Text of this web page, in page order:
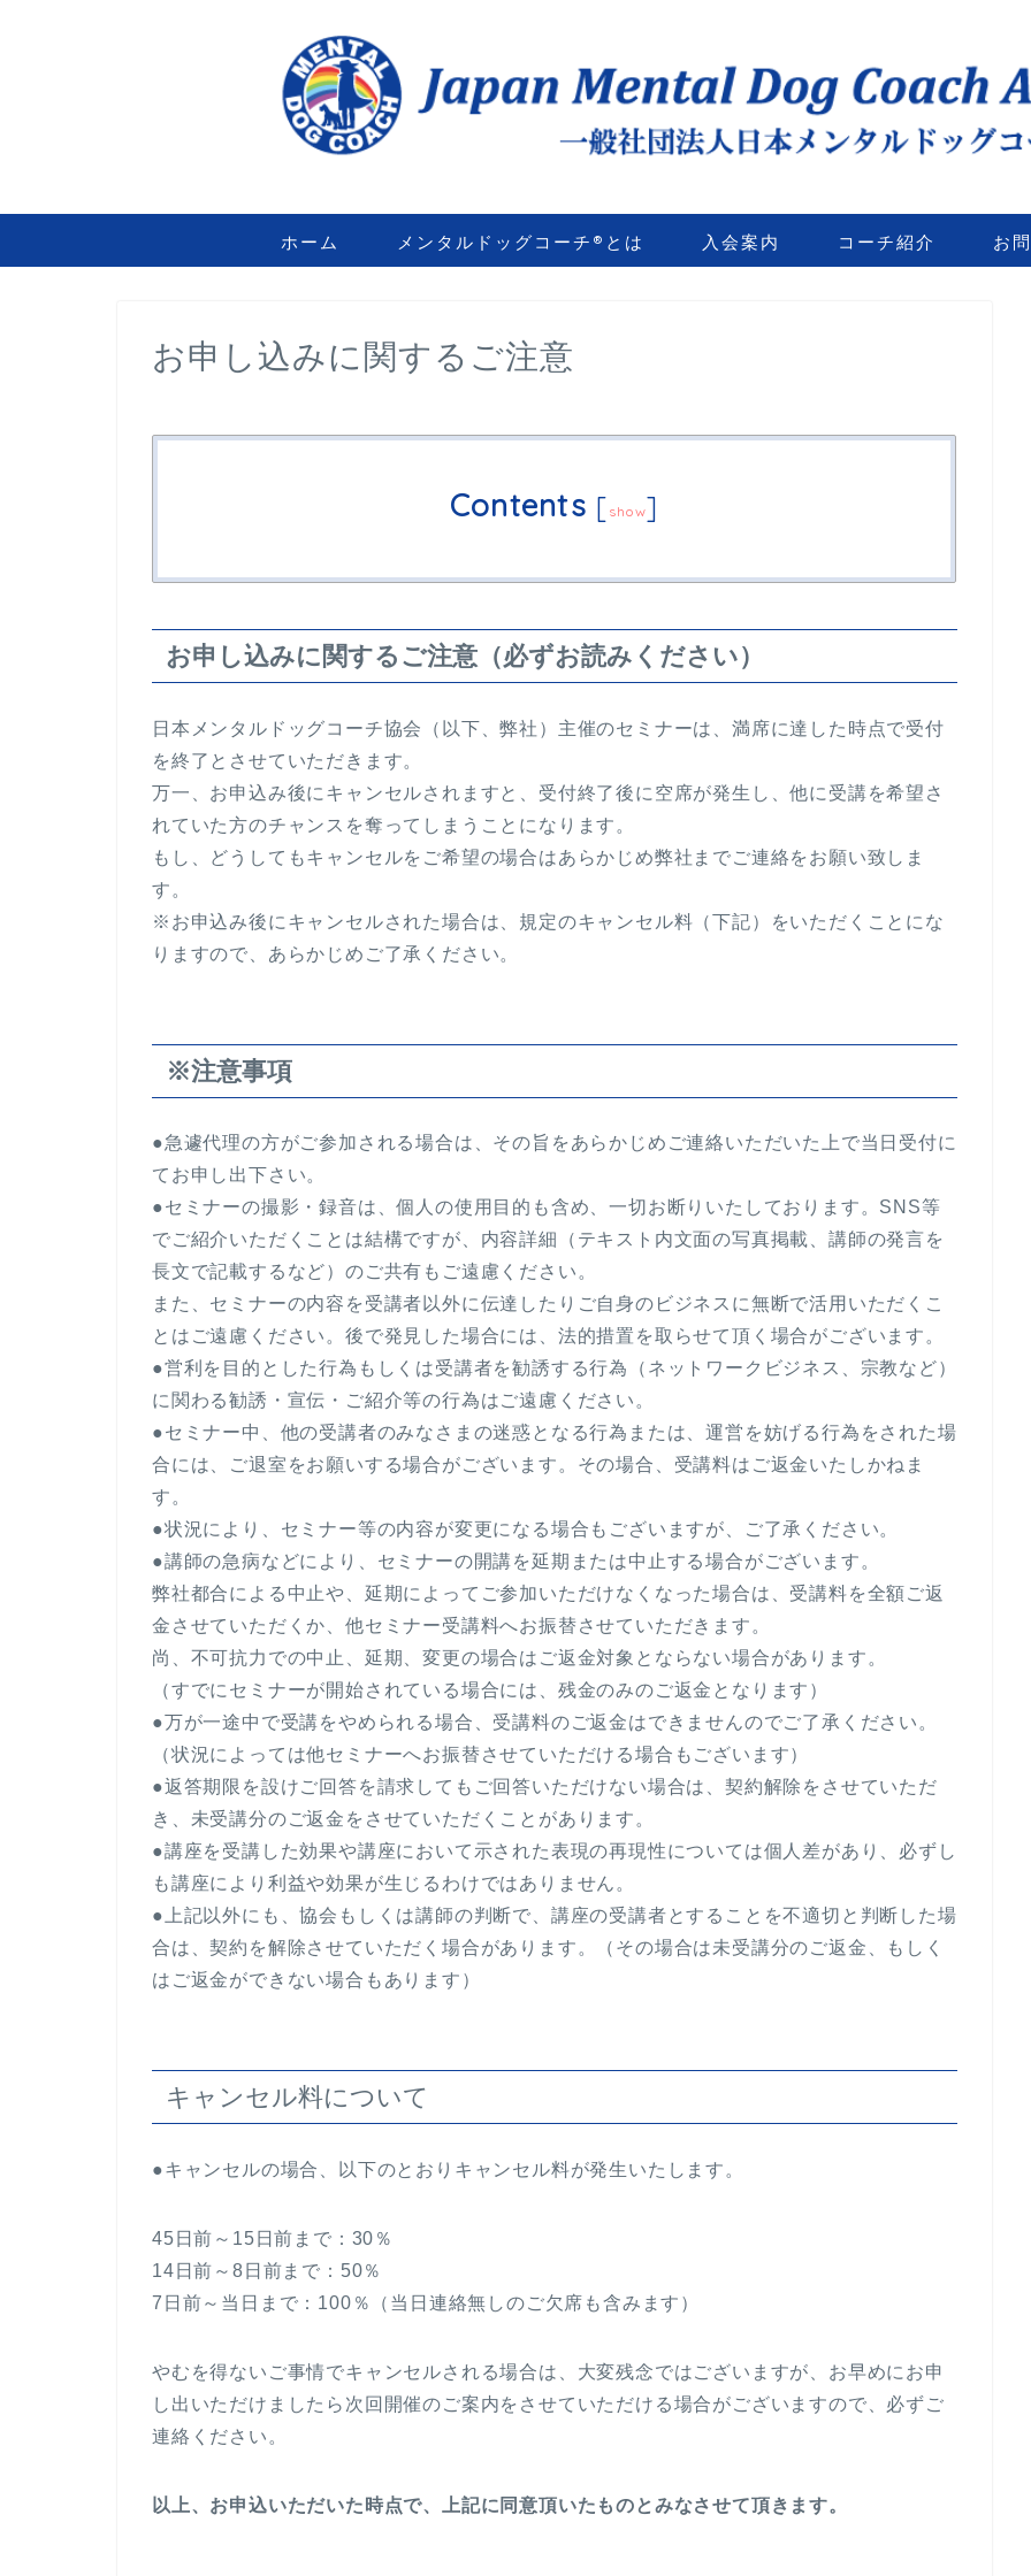
ホーム メンタルドッグコーチ®とは 入会案内 コーチ紹介 お
お申し込みに関するご注意
Contents [ show]
お申し込みに関するご注意（必ずお読みください）
日本メンタルドッグコーチ協会（以下、弊社）主催のセミナーは、満席に達した時点で受付
を終了とさせていただきます。
万一、お申込み後にキャンセルされますと、受付終了後に空席が発生し、他に受講を希望さ
れていた方のチャンスを奪ってしまうことになります。
もし、どうしてもキャンセルをご希望の場合はあらかじめ弊社までご連絡をお願い致しま
す。
※お申込み後にキャンセルされた場合は、規定のキャンセル料（下記）をいただくことにな
りますので、あらかじめご了承ください。
※注意事項
●急遽代理の方がご参加される場合は、その旨をあらかじめご連絡いただいた上で当日受付に
てお申し出下さい。
●セミナーの撮影・録音は、個人の使用目的も含め、一切お断りいたしております。SNS等
でご紹介いただくことは結構ですが、内容詳細（テキスト内文面の写真掲載、講師の発言を
長文で記載するなど）のご共有もご遠慮ください。
また、セミナーの内容を受講者以外に伝達したりご自身のビジネスに無断で活用いただくこ
とはご遠慮ください。後で発見した場合には、法的措置を取らせて頂く場合がございます。
●営利を目的とした行為もしくは受講者を勧誘する行為（ネットワークビジネス、宗教など）
に関わる勧誘・宣伝・ご紹介等の行為はご遠慮ください。
●セミナー中、他の受講者のみなさまの迷惑となる行為または、運営を妨げる行為をされた場
合には、ご退室をお願いする場合がございます。その場合、受講料はご返金いたしかねま
す。
●状況により、セミナー等の内容が変更になる場合もございますが、ご了承ください。
●講師の急病などにより、セミナーの開講を延期または中止する場合がございます。
弊社都合による中止や、延期によってご参加いただけなくなった場合は、受講料を全額ご返
金させていただくか、他セミナー受講料へお振替させていただきます。
尚、不可抗力での中止、延期、変更の場合はご返金対象とならない場合があります。
（すでにセミナーが開始されている場合には、残金のみのご返金となります）
●万が一途中で受講をやめられる場合、受講料のご返金はできませんのでご了承ください。
（状況によっては他セミナーへお振替させていただける場合もございます）
●返答期限を設けご回答を請求してもご回答いただけない場合は、契約解除をさせていただ
き、未受講分のご返金をさせていただくことがあります。
●講座を受講した効果や講座において示された表現の再現性については個人差があり、必ずし
も講座により利益や効果が生じるわけではありません。
●上記以外にも、協会もしくは講師の判断で、講座の受講者とすることを不適切と判断した場
合は、契約を解除させていただく場合があります。（その場合は未受講分のご返金、もしく
はご返金ができない場合もあります）
キャンセル料について
●キャンセルの場合、以下のとおりキャンセル料が発生いたします。
45日前～15日前まで：30％
14日前～8日前まで：50％
7日前～当日まで：100％（当日連絡無しのご欠席も含みます）
やむを得ないご事情でキャンセルされる場合は、大変残念ではございますが、お早めにお申
し出いただけましたら次回開催のご案内をさせていただける場合がございますので、必ずご
連絡ください。
以上、お申込いただいた時点で、上記に同意頂いたものとみなさせて頂きます。